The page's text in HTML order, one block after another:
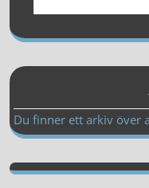
Du finner ett arkiv över